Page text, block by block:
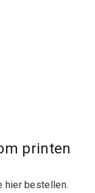
printen
hier bestellen.